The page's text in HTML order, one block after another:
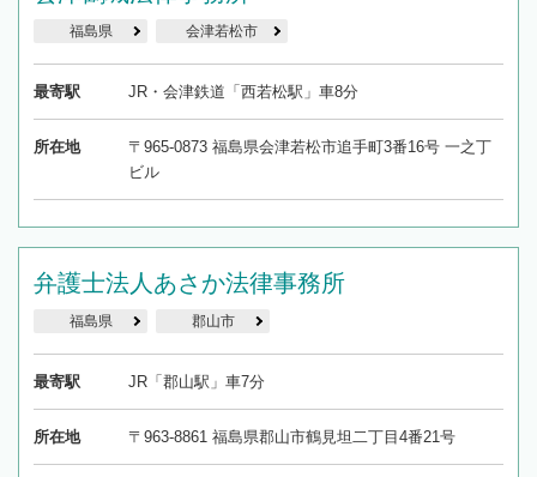
福島県 会津若松市
最寄駅 JR・会津鉄道「西若松駅」車8分
所在地
〒965-0873 福島県会津若松市追手町3番16号 一之丁
ビル
弁護士法人あさか法律事務所
福島県 郡山市
最寄駅 JR「郡山駅」車7分
所在地 〒963-8861 福島県郡山市鶴見坦二丁目4番21号